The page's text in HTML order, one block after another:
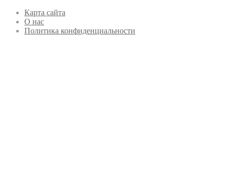
Карта сайта
О нас
Политика конфиденциальности